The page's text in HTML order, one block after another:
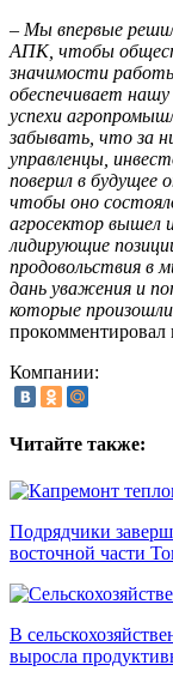
– Мы впервые
АПК, чтобы
значимости
обеспечивает
успехи
забывать, что за
управленцы,
поверил в будущее
чтобы оно
агросектор вышел
лидирующие
продовольствия в
дань уважения и
которые
Компании:
Читайте также:
Подрядчики
восточной части
В
выросла